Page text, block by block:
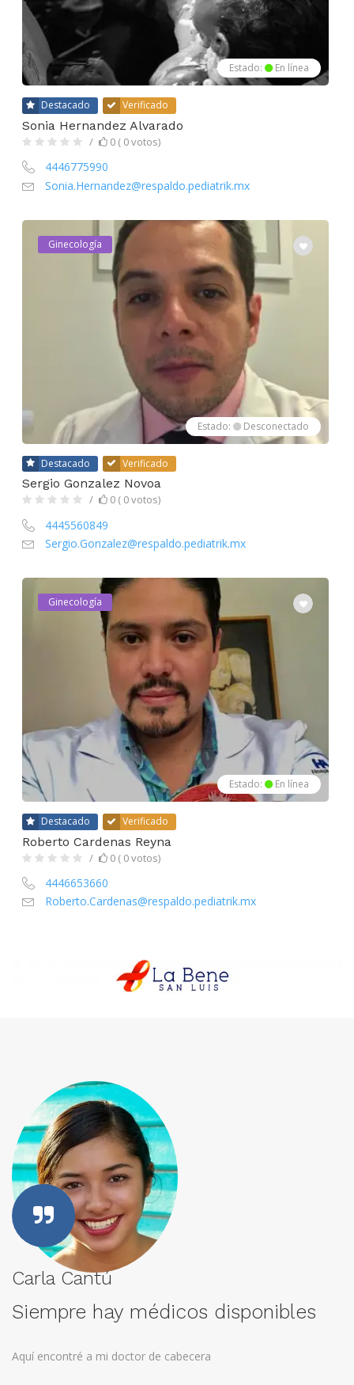
Estado: En línea
Destacado Verificado
Sonia Hernandez Alvarado
0 ( 0 votos)
4446775990
Sonia.Hernandez@respaldo.pediatrik.mx
Ginecología
Estado: Desconectado
Destacado Verificado
Sergio Gonzalez Novoa
0 ( 0 votos)
4445560849
Sergio.Gonzalez@respaldo.pediatrik.mx
Ginecología
Estado: En línea
Destacado Verificado
Roberto Cardenas Reyna
0 ( 0 votos)
4446653660
Roberto.Cardenas@respaldo.pediatrik.mx
Carla Cantú
Siempre hay médicos disponibles
Aquí encontré a mi doctor de cabecera